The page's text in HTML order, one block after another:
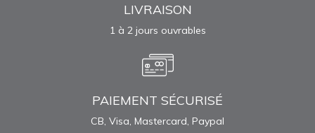
LIVRAISON
1 à 2 jours ouvrables
PAIEMENT SÉCURISÉ
CB, Visa, Mastercard, Paypal